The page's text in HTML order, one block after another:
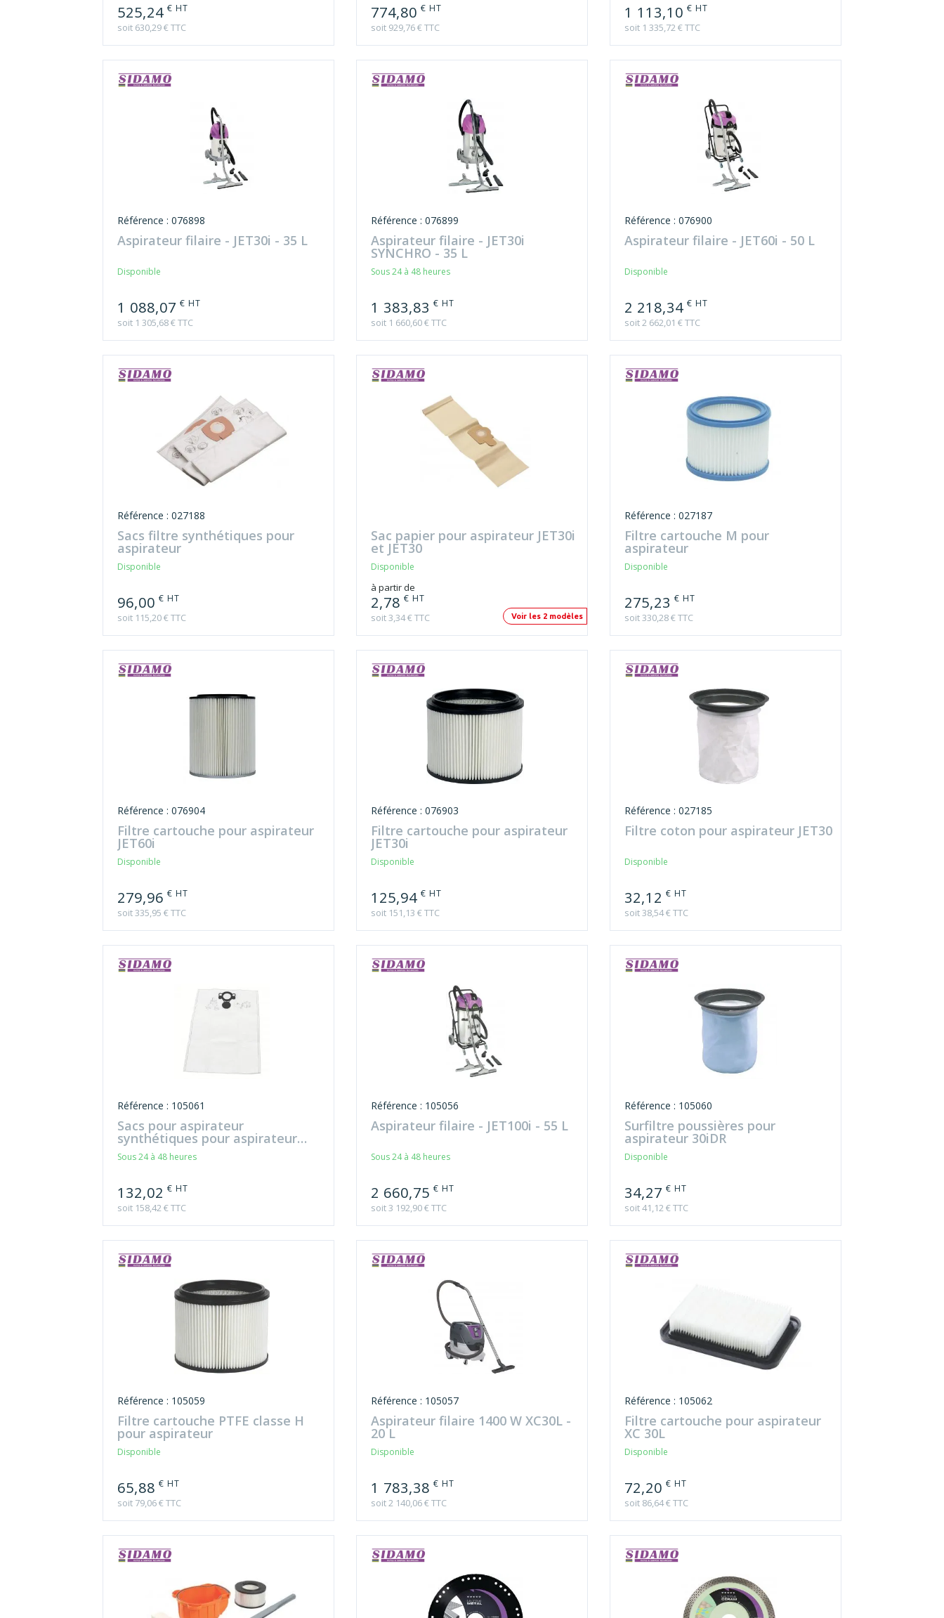
525,24 € HT
soit 630,29 € TTC
774,80 € HT
soit 929,76 € TTC
1 113,10 € HT
soit 1 335,72 € TTC
Référence : 076898
Aspirateur filaire - JET30i - 35 L
Disponible
1 088,07 € HT
soit 1 305,68 € TTC
Référence : 076899
Aspirateur filaire - JET30i
SYNCHRO - 35 L
Sous 24 à 48 heures
1 383,83 € HT
soit 1 660,60 € TTC
Référence : 076900
Aspirateur filaire - JET60i - 50 L
Disponible
2 218,34 € HT
soit 2 662,01 € TTC
Référence : 027188
Sacs filtre synthétiques pour
aspirateur
Disponible
96,00 € HT
soit 115,20 € TTC
Sac papier pour aspirateur JET30i
et JET30
Disponible
à partir de
2,78 € HT
soit 3,34 € TTC Voir les 2 modèles
Référence : 027187
Filtre cartouche M pour
aspirateur
Disponible
275,23 € HT
soit 330,28 € TTC
Référence : 076904
Filtre cartouche pour aspirateur
JET60i
Disponible
279,96 € HT
soit 335,95 € TTC
Référence : 076903
Filtre cartouche pour aspirateur
JET30i
Disponible
125,94 € HT
soit 151,13 € TTC
Référence : 027185
Filtre coton pour aspirateur JET30
Disponible
32,12 € HT
soit 38,54 € TTC
Référence : 105061
Sacs pour aspirateur
synthétiques pour aspirateur
XC30L
Sous 24 à 48 heures
132,02 € HT
soit 158,42 € TTC
Référence : 105056
Aspirateur filaire - JET100i - 55 L
Sous 24 à 48 heures
2 660,75 € HT
soit 3 192,90 € TTC
Référence : 105060
Surfiltre poussières pour
aspirateur 30iDR
Disponible
34,27 € HT
soit 41,12 € TTC
Référence : 105059
Filtre cartouche PTFE classe H
pour aspirateur
Disponible
65,88 € HT
soit 79,06 € TTC
Référence : 105057
Aspirateur filaire 1400 W XC30L -
20 L
Disponible
1 783,38 € HT
soit 2 140,06 € TTC
Référence : 105062
Filtre cartouche pour aspirateur
XC 30L
Disponible
72,20 € HT
soit 86,64 € TTC